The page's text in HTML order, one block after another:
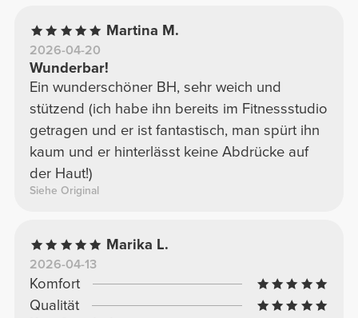
Martina M.
2026-04-20
Wunderbar!
Ein wunderschöner BH, sehr weich und
stützend (ich habe ihn bereits im Fitnessstudio
getragen und er ist fantastisch, man spürt ihn
kaum und er hinterlässt keine Abdrücke auf
der Haut!)
Siehe Original
Marika L.
2026-04-13
Komfort
Qualität